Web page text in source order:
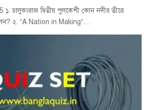
চালুক্যরাজ দ্বিতীয় পুলকেশী কোন নদীর তীরে
২. “A Nation in Making”…